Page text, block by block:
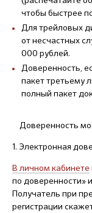
чтобы быстрее
Для трейловых
от несчастных
000 рублей.
Доверенность,
пакет третьему
полный пакет
Доверенность
1. Электронная
В личном кабинете
по доверенности»
Получатель при
регистрации